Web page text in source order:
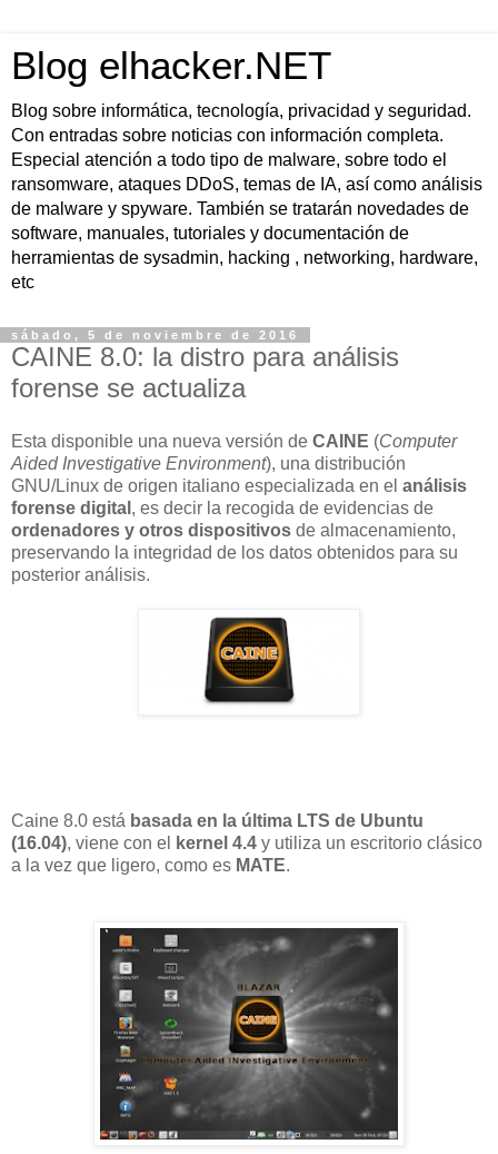
Blog elhacker.NET
Blog sobre informática, tecnología, privacidad y seguridad.
Con entradas sobre noticias con información completa.
Especial atención a todo tipo de malware, sobre todo el
ransomware, ataques DDoS, temas de IA, así como análisis
de malware y spyware. También se tratarán novedades de
software, manuales, tutoriales y documentación de
herramientas de sysadmin, hacking , networking, hardware,
etc
sábado, 5 de noviembre de 2016
CAINE 8.0: la distro para análisis
forense se actualiza
Esta disponible una nueva versión de CAINE (Computer
Aided Investigative Environment), una distribución
GNU/Linux de origen italiano especializada en el análisis
forense digital , es decir la recogida de evidencias de
ordenadores y otros dispositivos de almacenamiento,
preservando la integridad de los datos obtenidos para su
posterior análisis.
Caine 8.0 está basada en la última LTS de Ubuntu
(16.04), viene con el kernel 4.4 y utiliza un escritorio clásico
a la vez que ligero, como es MATE.